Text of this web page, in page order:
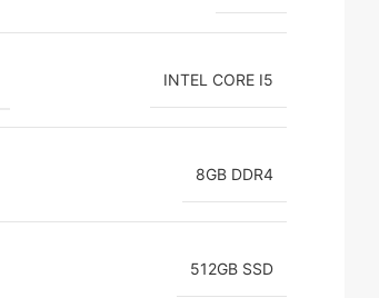
INTEL CORE I5
8GB DDR4
512GB SSD